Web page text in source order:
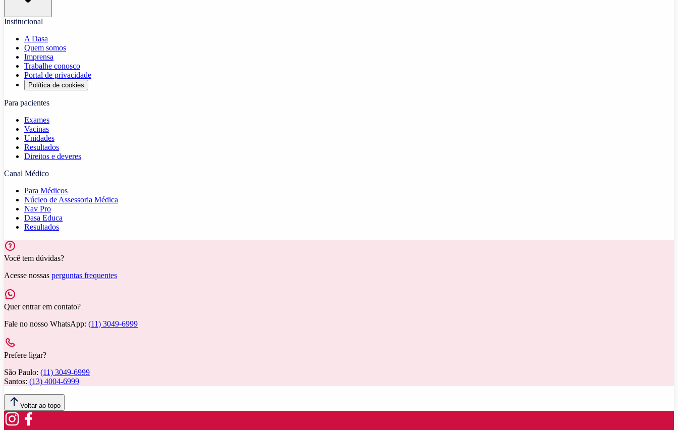
Institucional
A Dasa
Quem somos
Imprensa
Trabalhe conosco
Portal de privacidade
Política de cookies
Para pacientes
Exames
Vacinas
Unidades
Resultados
Direitos e deveres
Canal Médico
Para Médicos
Núcleo de Assessoria Médica
Nav Pro
Dasa Educa
Resultados
Você tem dúvidas?
Acesse nossas perguntas frequentes
Quer entrar em contato?
Fale no nosso WhatsApp: (11) 3049-6999
Prefere ligar?
São Paulo: (11) 3049-6999
Santos: (13) 4004-6999
Voltar ao topo